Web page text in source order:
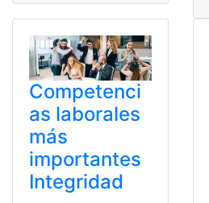
Competenci
as laborales
más
importantes
Integridad